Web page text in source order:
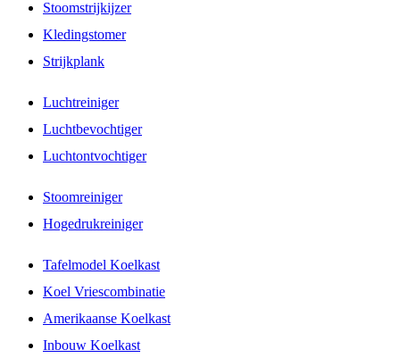
Stoomstrijkijzer
Kledingstomer
Strijkplank
Luchtreiniger
Luchtbevochtiger
Luchtontvochtiger
Stoomreiniger
Hogedrukreiniger
Tafelmodel Koelkast
Koel Vriescombinatie
Amerikaanse Koelkast
Inbouw Koelkast